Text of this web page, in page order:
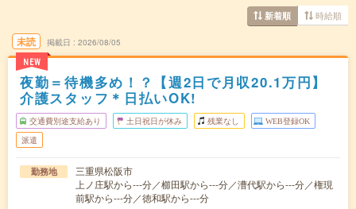
新着順 時給順
未読
NEW
掲載日 2026/08/05
夜勤＝待機多め！？【週2日で月収20.1万円】
介護スタッフ＊日払いOK!
交通費別途支給あり 土日祝日が休み 残業なし WEB登録OK
派遣
勤務地
三重県松阪市
上ノ庄駅から---分／櫛田駅から---分／漕代駅から---分／権現
前駅から---分／徳和駅から---分